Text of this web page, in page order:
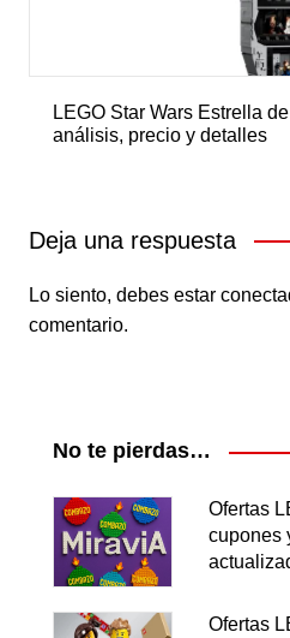
LEGO Star Wars Estrella
análisis, precio y detalles
Deja una respuesta
Lo siento, debes estar
comentario.
No te pierdas…
Ofertas
cupones
Ofertas